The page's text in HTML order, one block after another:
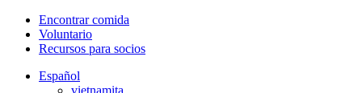
Encontrar comida
Voluntario
Recursos para socios
Español
vietnamita